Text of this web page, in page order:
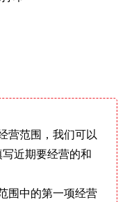
营范围，我们可以
近期要经营的和
围中的第一项经营